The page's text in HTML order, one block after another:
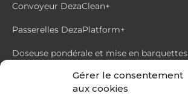
Gérer le consentement
aux cookies
Convoyeur DezaClean+
Passerelles DezaPlatform+
Doseuse pondérale et mise en barquettes
Trémie mouvante DezaMouv+